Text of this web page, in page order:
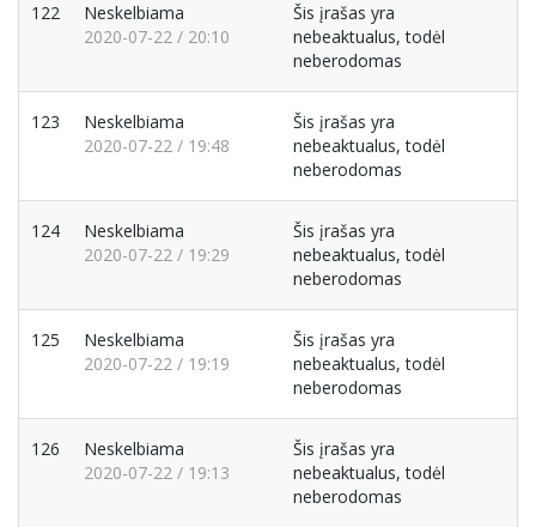
122
Neskelbiama
2020-07-22 / 20:10
Šis įrašas yra
nebeaktualus, todėl
neberodomas
123
Neskelbiama
2020-07-22 / 19:48
Šis įrašas yra
nebeaktualus, todėl
neberodomas
124
Neskelbiama
2020-07-22 / 19:29
Šis įrašas yra
nebeaktualus, todėl
neberodomas
125
Neskelbiama
2020-07-22 / 19:19
Šis įrašas yra
nebeaktualus, todėl
neberodomas
126
Neskelbiama
2020-07-22 / 19:13
Šis įrašas yra
nebeaktualus, todėl
neberodomas